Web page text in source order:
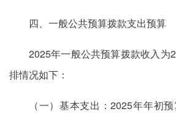
四、一般公共预算拨款支出预算
2025年一般公共预算拨款收入为
排情况如下：
（一）基本支出：2025年年初